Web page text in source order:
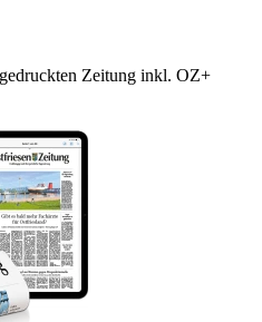
Zeitung inkl. OZ+